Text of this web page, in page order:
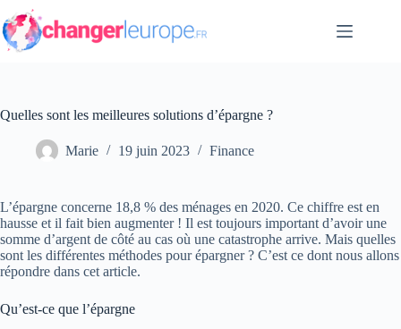
Passer
au
contenu
Quelles sont les meilleures solutions d’épargne ?
Marie 19 juin 2023 Finance
L’épargne concerne 18,8 % des ménages en 2020. Ce chiffre est en
hausse et il fait bien augmenter ! Il est toujours important d’avoir une
somme d’argent de côté au cas où une catastrophe arrive. Mais quelles
sont les différentes méthodes pour épargner ? C’est ce dont nous allons
répondre dans cet article.
Qu’est-ce que l’épargne